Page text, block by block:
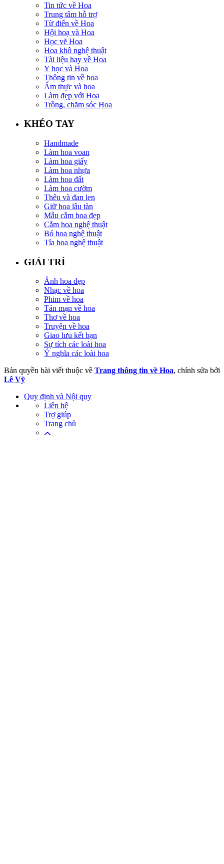
Tin tức về Hoa
Trung tâm hỗ trợ
Từ điển về Hoa
Hội hoạ và Hoa
Học vẽ Hoa
Hoa khô nghệ thuật
Tài liệu hay về Hoa
Y học và Hoa
Thông tin về hoa
Ẩm thực và hoa
Làm đẹp với Hoa
Trồng, chăm sóc Hoa
KHÉO TAY
Handmade
Làm hoa voan
Làm hoa giấy
Làm hoa nhựa
Làm hoa đất
Làm hoa cườm
Thêu và đan len
Giữ hoa lâu tàn
Mẫu cắm hoa đẹp
Cắm hoa nghệ thuật
Bó hoa nghệ thuật
Tỉa hoa nghệ thuật
GIẢI TRÍ
Ảnh hoa đẹp
Nhạc về hoa
Phim về hoa
Tản mạn về hoa
Thơ về hoa
Truyện về hoa
Giao lưu kết bạn
Sự tích các loài hoa
Ý nghĩa các loài hoa
Bản quyền bài viết thuộc về Trang thông tin về Hoa, chỉnh sửa bởi
Lê Vỹ
Quy định và Nội quy
Liên hệ
Trợ giúp
Trang chủ